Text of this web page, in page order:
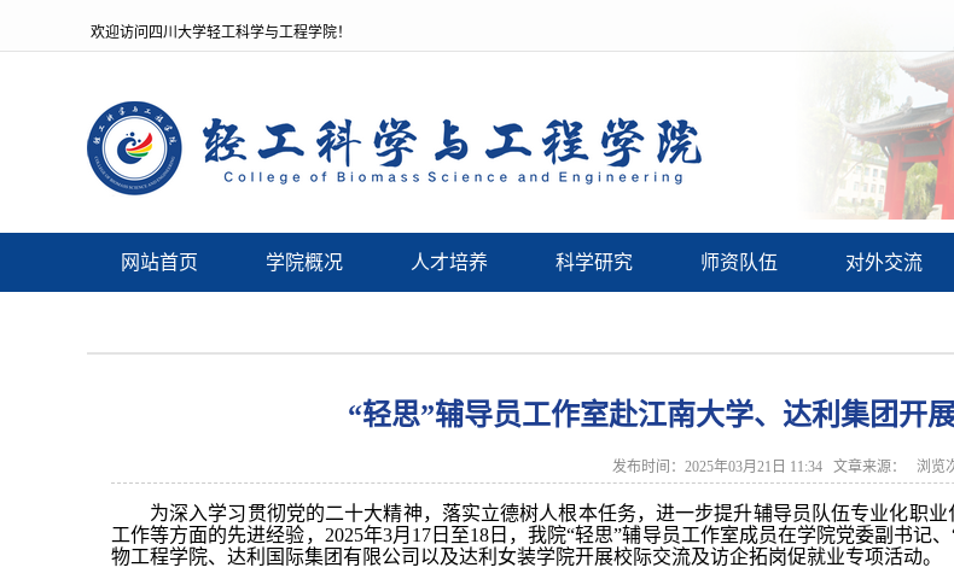
欢迎访问四川大学轻工科学与工程学院！
网站首页 学院概况 人才培养 科学研究 师资队伍 对外交流
“轻思”辅导员工作室赴江南大学、达利集团开
发布时间：2025年03月21日 11:34 文章来源： 浏览
为深入学习贯彻党的二十大精神，落实立德树人根本任务，进一步提升辅导员队伍专业化职
工作等方面的先进经验，2025年3月17日至18日，我院“轻思”辅导员工作室成员在学院党委副书记
物工程学院、达利国际集团有限公司以及达利女装学院开展校际交流及访企拓岗促就业专项活动。